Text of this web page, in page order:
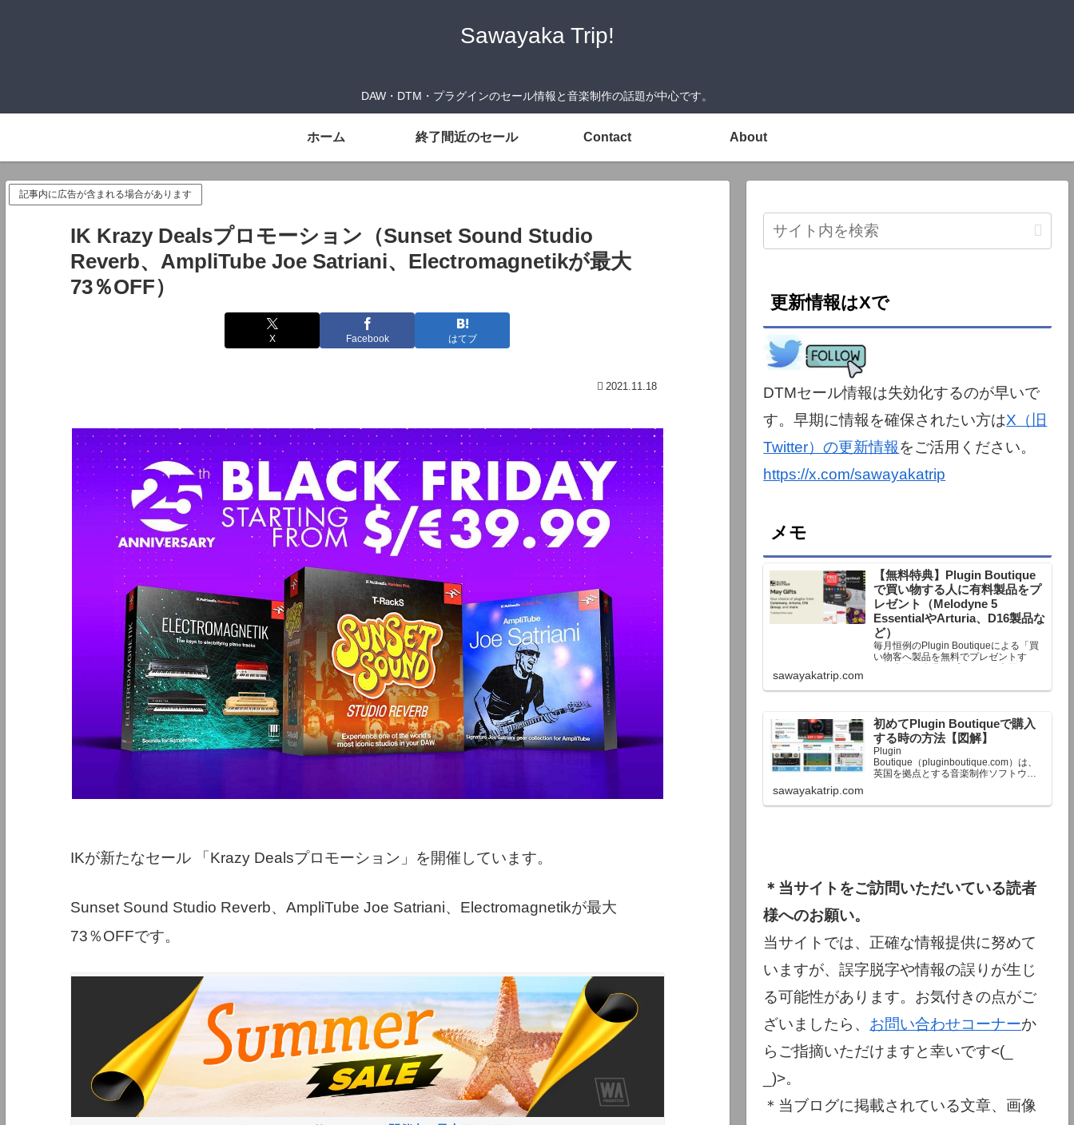
Sawayaka Trip!
DAW・DTM・プラグインのセール情報と音楽制作の話題が中心です。
ホーム 終了間近のセール Contact About
記事内に広告が含まれる場合があります
IK Krazy Dealsプロモーション（Sunset Sound Studio
Reverb、AmpliTube Joe Satriani、Electromagnetikが最大
73％OFF）
X Facebook はてブ
2021.11.18
IKが新たなセール 「Krazy Dealsプロモーション」を開催しています。
Sunset Sound Studio Reverb、AmpliTube Joe Satriani、Electromagnetikが最大
73％OFFです。
更新情報はXで
DTMセール情報は失効化するのが早いで
す。早期に情報を確保されたい方はX（旧
Twitter）の更新情報をご活用ください。
https://x.com/sawayakatrip
メモ
【無料特典】Plugin Boutique
で買い物する人に有料製品をプ
レゼント（Melodyne 5
EssentialやArturia、D16製品な
ど）
毎月恒例のPlugin Boutiqueによる「買
い物客へ製品を無料でプレゼントす
る」企画。今月もプレゼント企画が用
定額以上のお金を出して何かを購入す
終了予定日：日本時間：6/1（月…
sawayakatrip.com
初めてPlugin Boutiqueで購入
する時の方法【図解】
Plugin
Boutique（pluginboutique.com）は、
英国を拠点とする音楽制作ソフトウェ
で、世界中のミュージシャンに利用さ
sawayakatrip.com
＊当サイトをご訪問いただいている読者
様へのお願い。
当サイトでは、正確な情報提供に努めて
いますが、誤字脱字や情報の誤りが生じ
る可能性があります。お気付きの点がご
ざいましたら、 お問い合わせコーナーか
らご指摘いただけますと幸いです<(_
_)>。
＊当ブログに掲載されている文章、画像